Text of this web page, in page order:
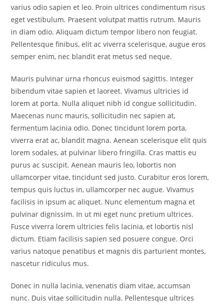
varius odio sapien et leo. Proin ultrices condimentum risus
eget vestibulum. Praesent volutpat mattis rutrum. Mauris
in diam odio. Aliquam dictum tempor libero non feugiat.
Pellentesque finibus, elit ac viverra scelerisque, augue eros
semper enim, nec blandit erat metus sed neque.
Mauris pulvinar urna rhoncus euismod sagittis. Integer
bibendum vitae sapien et laoreet. Vivamus ultricies id
lorem at porta. Nulla aliquet nibh id congue sollicitudin.
Maecenas nunc mauris, sollicitudin nec sapien at,
fermentum lacinia odio. Donec tincidunt lorem porta,
viverra erat ac, blandit magna. Aenean scelerisque elit quis
lorem sodales, at pulvinar libero fringilla. Cras mattis eu
purus ac suscipit. Aenean mauris leo, lobortis non
ullamcorper vitae, tincidunt sed justo. Curabitur eros lorem,
tempus quis luctus in, ullamcorper nec augue. Vivamus
facilisis in ipsum ac aliquet. Nunc elementum magna et
pulvinar dignissim. In ut mi eget nunc pretium ultrices.
Fusce viverra lorem ultricies felis lacinia, et lobortis nisl
dictum. Etiam facilisis sapien sed posuere congue. Orci
varius natoque penatibus et magnis dis parturient montes,
nascetur ridiculus mus.
Donec in nulla lacinia, venenatis diam vitae, accumsan
nunc. Duis vitae sollicitudin nulla. Pellentesque ultrices